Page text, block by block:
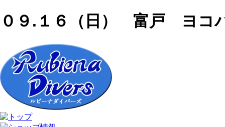
０９.１６（日） 富戸 ヨコ